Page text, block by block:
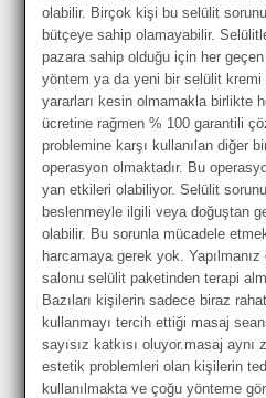
olabilir. Birçok kişi bu selülit
bütçeye sahip olamayabilir.
pazara sahip olduğu için her
yöntem ya da yeni bir selülit kremi
yararları kesin olmamakla birlikte
ücretine rağmen % 100 garantili
problemine karşı kullanılan diğer
operasyon olmaktadır. Bu
yan etkileri olabiliyor. Selülit
beslenmeyle ilgili veya doğuştan
olabilir. Bu sorunla mücadele
harcamaya gerek yok.
salonu selülit paketinden terapi
Bazıları kişilerin sadece biraz
kullanmayı tercih ettiği masaj
sayısız katkısı oluyor.masaj
estetik problemleri olan kişilerin
kullanılmakta ve çoğu yönteme